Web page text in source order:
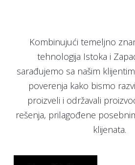
Kombinujući temeljno
tehnologija Istoka i
sarađujemo sa našim
poverenja kako bismo
proizveli i održavali
rešenja, prilagođene
klijenata.